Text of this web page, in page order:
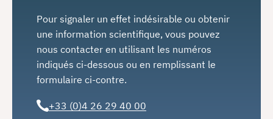
Pour signaler un effet indésirable ou obtenir
une information scientifique, vous pouvez
nous contacter en utilisant les numéros
indiqués ci-dessous ou en remplissant le
formulaire ci-contre.
+33 (0)4 26 29 40 00